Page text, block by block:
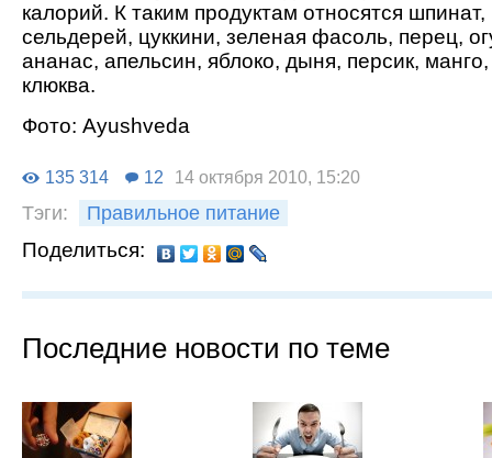
калорий. К таким продуктам относятся шпинат,
сельдерей, цуккини, зеленая фасоль, перец,
ананас, апельсин, яблоко, дыня, персик,
клюква.
Фото: Аyushveda
135 314 12 14 октября 2010, 15:20
Тэги: Правильное питание
Поделиться:
Последние новости по теме